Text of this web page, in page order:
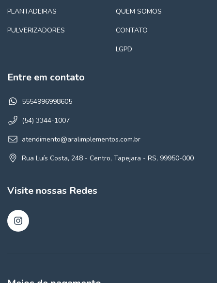
PLANTADEIRAS
PULVERIZADORES
QUEM SOMOS
CONTATO
LGPD
Entre em contato
5554996998605
(54) 3344-1007
atendimento@aralimplementos.com.br
Rua Luís Costa, 248 - Centro, Tapejara - RS, 99950-000
Visite nossas Redes